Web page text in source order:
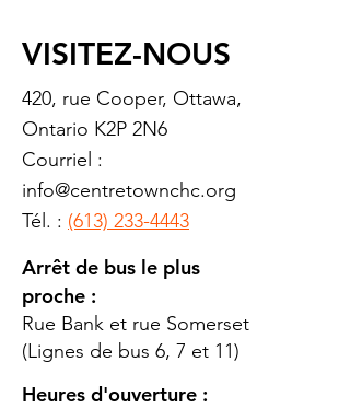
VISITEZ-NOUS
420, rue Cooper, Ottawa,
Ontario K2P 2N6
Courriel :
info@centretownchc.org
Tél. : (613) 233-4443
Arrêt de bus le plus
proche :
Rue Bank et rue Somerset
(Lignes de bus 6, 7 et 11)
Heures d'ouverture :